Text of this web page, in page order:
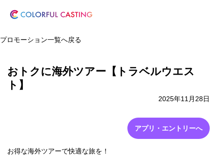
プロモーション一覧へ戻る
おトクに海外ツアー【トラベルウエス
ト】
2025年11月28日
アプリ・エントリーへ
お得な海外ツアーで快適な旅を！